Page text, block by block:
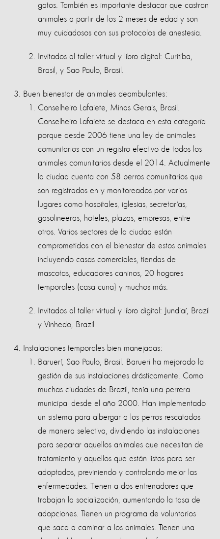
gatos. También es importante destacar que castran
animales a partir de los 2 meses de edad y son
muy cuidadosos con sus protocolos de anestesia.
Invitados al taller virtual y libro digital: Curitiba,
Brasil, y Sao Paulo, Brasil.
Buen bienestar de animales deambulantes:
Conselheiro Lafaiete, Minas Gerais, Brasil.
Conselheiro Lafaiete se destaca en esta categoría
porque desde 2006 tiene una ley de animales
comunitarios con un registro efectivo de todos los
animales comunitarios desde el 2014. Actualmente
la ciudad cuenta con 58 perros comunitarios que
son registrados en y monitoreados por varios
lugares como hospitales, iglesias, secretarías,
gasolineeras, hoteles, plazas, empresas, entre
otros. Varios sectores de la ciudad están
comprometidos con el bienestar de estos animales
incluyendo casas comerciales, tiendas de
mascotas, educadores caninos, 20 hogares
temporales (casa cuna) y muchos más.
Invitados al taller virtual y libro digital:
Jundiaí, Brazil
y Vinhedo, Brazil
Instalaciones temporales bien manejadas:
Baruerí, Sao Paulo, Brasil. Barueri ha mejorado la
gestión de sus instalaciones drásticamente. Como
muchas ciudades de Brazil, tenía una perrera
municipal desde el año 2000. Han implementado
un sistema para albergar a los perros rescatados
de manera selectiva, dividiendo las instalaciones
para separar aquellos animales que necesitan de
tratamiento y aquellos que están listos para ser
adoptados, previniendo y controlando mejor las
enfermedades. Tienen a dos entrenadores que
trabajan la socialización, aumentando la tasa de
adopciones. Tienen un programa de voluntarios
que saca a caminar a los animales. Tienen una